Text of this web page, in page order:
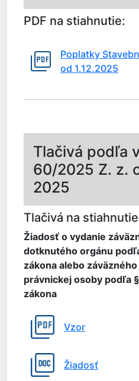
PDF na stiahnutie:
Poplatky
od 1.12.2025
Tlačivá podľa
60/2025 Z. z.
2025
Tlačivá na
Žiadosť o vydanie
dotknutého orgánu
zákona alebo
právnickej osoby podľa
zákona
Vzor
Žiadosť